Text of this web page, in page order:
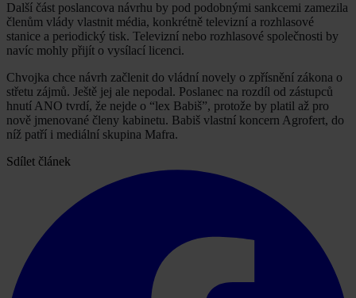
Další část poslancova návrhu by pod podobnými sankcemi zamezila
členům vlády vlastnit média, konkrétně televizní a rozhlasové
stanice a periodický tisk. Televizní nebo rozhlasové společnosti by
navíc mohly přijít o vysílací licenci.
Chvojka chce návrh začlenit do vládní novely o zpřísnění zákona o
střetu zájmů. Ještě jej ale nepodal. Poslanec na rozdíl od zástupců
hnutí ANO tvrdí, že nejde o “lex Babiš”, protože by platil až pro
nově jmenované členy kabinetu. Babiš vlastní koncern Agrofert, do
níž patří i mediální skupina Mafra.
Sdílet článek